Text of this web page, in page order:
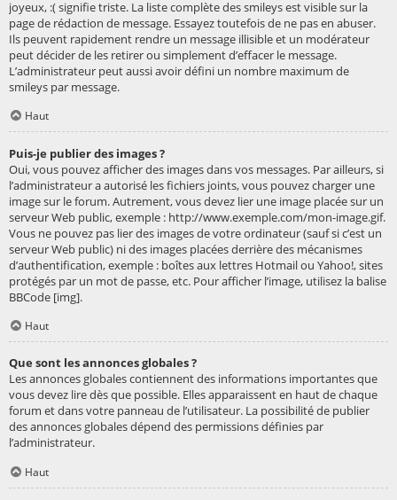
joyeux, :( signifie triste. La liste complète des smileys est visible sur la
page de rédaction de message. Essayez toutefois de ne pas en abuser.
Ils peuvent rapidement rendre un message illisible et un modérateur
peut décider de les retirer ou simplement d’effacer le message.
L’administrateur peut aussi avoir défini un nombre maximum de
smileys par message.
Haut
Puis-je publier des images ?
Oui, vous pouvez afficher des images dans vos messages. Par ailleurs, si
l’administrateur a autorisé les fichiers joints, vous pouvez charger une
image sur le forum. Autrement, vous devez lier une image placée sur un
serveur Web public, exemple : http://www.exemple.com/mon-image.gif.
Vous ne pouvez pas lier des images de votre ordinateur (sauf si c’est un
serveur Web public) ni des images placées derrière des mécanismes
d’authentification, exemple : boîtes aux lettres Hotmail ou Yahoo!, sites
protégés par un mot de passe, etc. Pour afficher l’image, utilisez la balise
BBCode [img].
Haut
Que sont les annonces globales ?
Les annonces globales contiennent des informations importantes que
vous devez lire dès que possible. Elles apparaissent en haut de chaque
forum et dans votre panneau de l’utilisateur. La possibilité de publier
des annonces globales dépend des permissions définies par
l’administrateur.
Haut